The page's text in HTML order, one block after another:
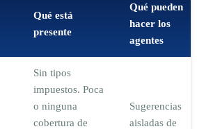
Qué está
presente
Qué pueden
hacer los
agentes
Sin tipos
impuestos. Poca
o ninguna
cobertura de
Sugerencias
aisladas de